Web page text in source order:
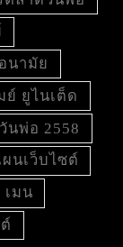
นามัย
ย์ ยูไนเต็ด
วันพ่อ 2558
ผนเว็บไซต์
เมน